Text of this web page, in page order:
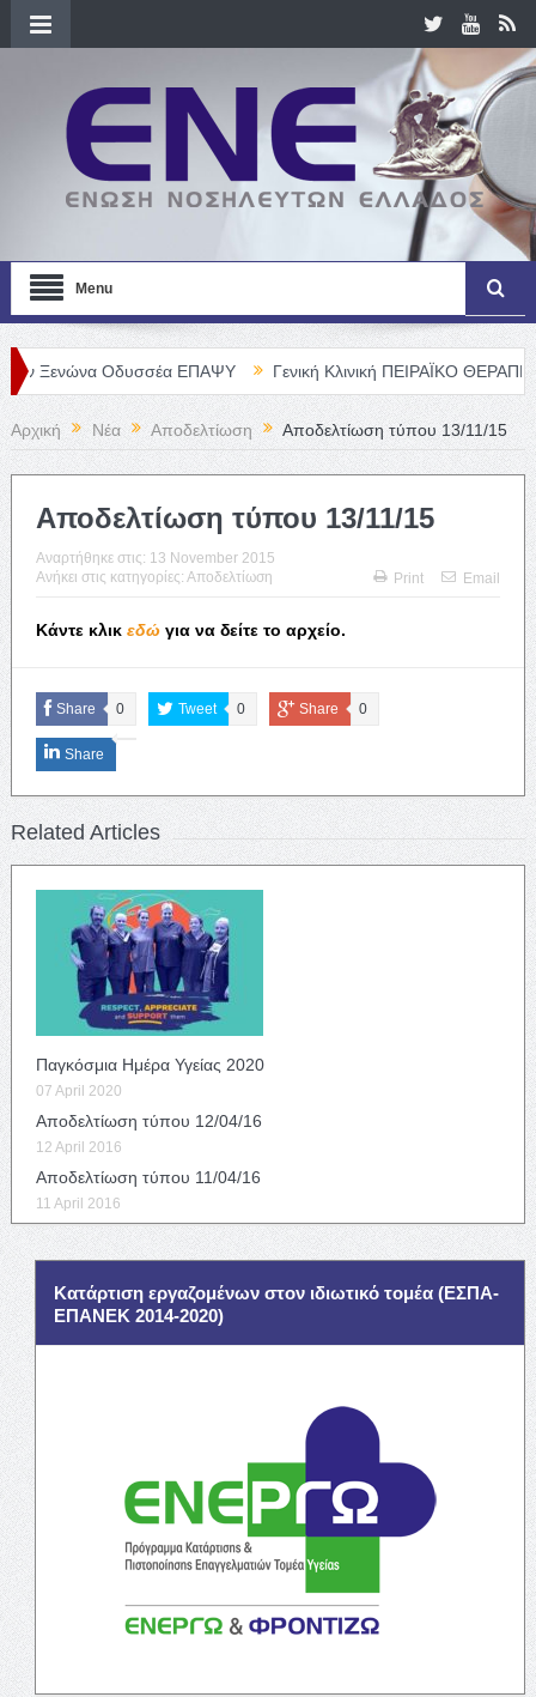
Menu
Οδυσσέα ΕΠΑΨΥ Γενική Κλινική ΠΕΙΡΑΪΚΟ ΘΕΡΑΠΕΥΤΗΡΙΟ
Αρχική Νέα Αποδελτίωση Αποδελτίωση τύπου 13/11/15
Αποδελτίωση τύπου 13/11/15
Αναρτήθηκε στις: 13 November 2015
Ανήκει στις κατηγορίες: Αποδελτίωση Print Email
Κάντε κλικ εδώγια να δείτε το αρχείο.
Share 0 Tweet 0 Share 0
Share
Related Articles
Παγκόσμια Ημέρα Υγείας 2020
07 April 2020
Αποδελτίωση τύπου 12/04/16
12 April 2016
Αποδελτίωση τύπου 11/04/16
11 April 2016
Κατάρτιση εργαζομένων στον ιδιωτικό τομέα (ΕΣΠΑ-
ΕΠΑΝΕΚ 2014-2020)